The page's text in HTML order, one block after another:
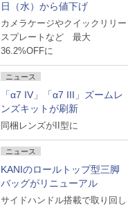
日（水）から値下げ
カメラケージやクイックリリー
スプレートなど 最大
36.2%OFFに
ニュース
「α7 IV」「α7 III」ズームレ
ンズキットが刷新
同梱レンズがII型に
ニュース
KANIのロールトップ型三脚
バッグがリニューアル
サイドハンドル搭載で取り回し